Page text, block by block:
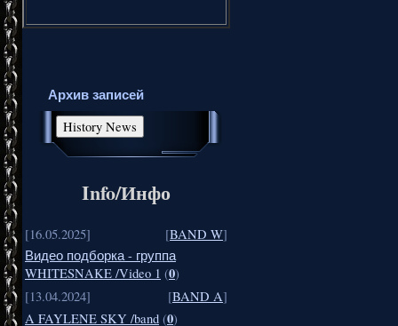
Архив записей
Info/Инфо
[16.05.2025] [BAND W]
Видео подборка - группа
WHITESNAKE /Video 1 (0)
[13.04.2024]
[BAND A]
A FAYLENE SKY /band (0)